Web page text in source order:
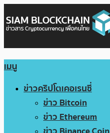
เมนู
ข่าวคริปโตเคอเรนซี่
ข่าว Bitcoin
ข่าว Ethereum